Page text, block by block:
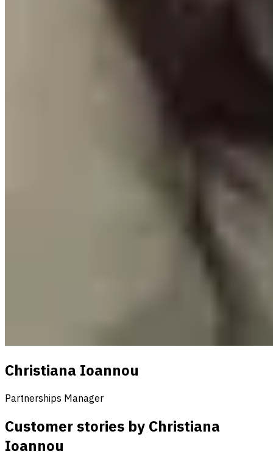
Christiana Ioannou
Partnerships Manager
Customer stories by Christiana
Ioannou